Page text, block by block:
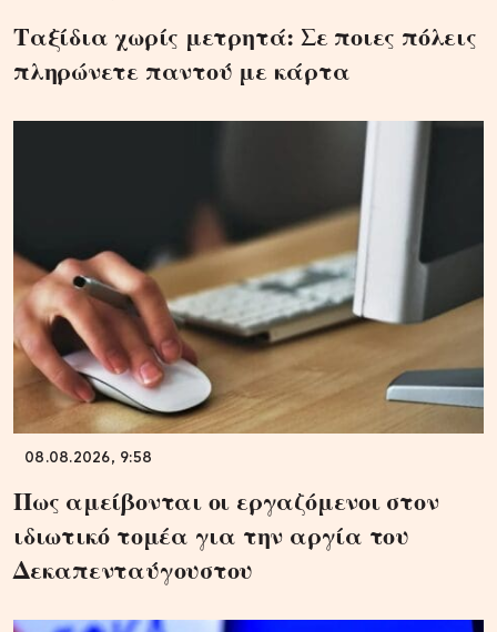
Ταξίδια χωρίς μετρητά: Σε ποιες πόλεις
πληρώνετε παντού με κάρτα
08.08.2026, 9:58
Πως αμείβονται οι εργαζόμενοι στον
ιδιωτικό τομέα για την αργία του
Δεκαπενταύγουστου